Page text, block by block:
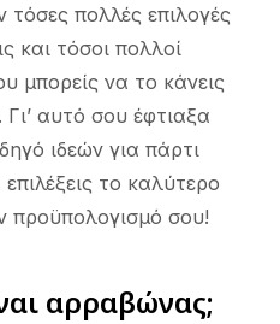
πολλές επιλογές
και τόσοι πολλοί
μπορείς να το κάνεις
αυτό σου έφτιαξα
ιδεών για πάρτι
το καλύτερο
προϋπολογισμό σου!
αρραβώνας;